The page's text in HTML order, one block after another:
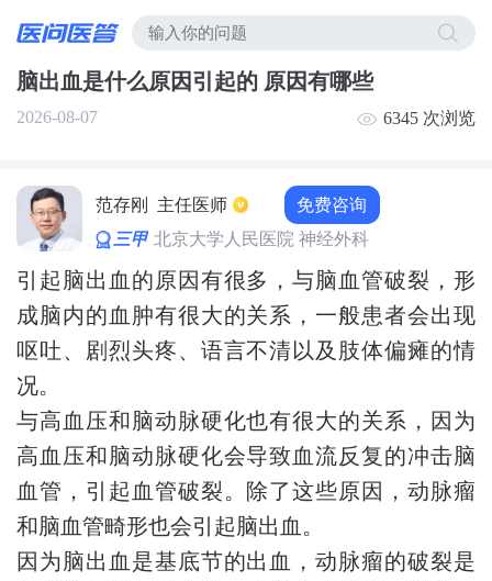
脑出血是什么原因引起的 原因有哪些
2026-08-07 6345 次浏览
范存刚 主任医师 免费咨询
三甲 北京大学人民医院 神经外科
引起脑出血的原因有很多，与脑血管破裂，形
成脑内的血肿有很大的关系，一般患者会出现
呕吐、剧烈头疼、语言不清以及肢体偏瘫的情
况。
与高血压和脑动脉硬化也有很大的关系，因为
高血压和脑动脉硬化会导致血流反复的冲击脑
血管，引起血管破裂。除了这些原因，动脉瘤
和脑血管畸形也会引起脑出血。
因为脑出血是基底节的出血，动脉瘤的破裂是